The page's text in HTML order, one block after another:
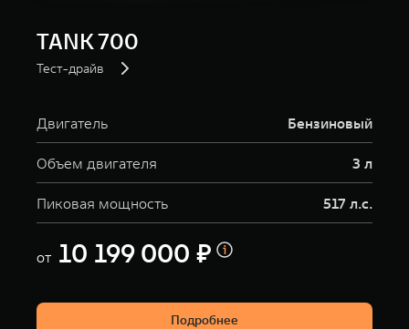
TANK 700
Тест-драйв
Двигатель Бензиновый
Объем двигателя 3 л
Пиковая мощность 517 л.с.
от 10 199 000 ₽
Подробнее